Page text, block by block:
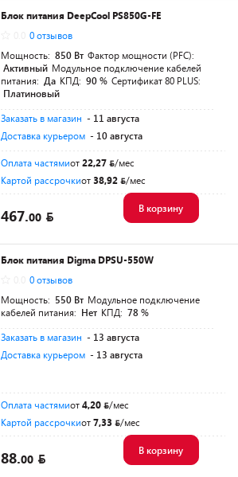
Блок питания DeepCool PS850G-FE
0 отзывов
Мощность: 850 Вт Фактор мощности (PFC):
Активный Модульное подключение кабелей
питания: Да КПД: 90 % Сертификат 80 PLUS:
Платиновый
Заказать в магазин - 11 августа
Доставка курьером - 10 августа
Оплата частямиот22,27
/мес
Картой рассрочкиот38,92 /мес
467.00
В корзину
Блок питания Digma DPSU-550W
0 отзывов
Мощность: 550 Вт Модульное подключение
кабелей питания: Нет КПД: 78 %
Заказать в магазин - 13 августа
Доставка курьером - 13 августа
Оплата частямиот4,20
/мес
Картой рассрочкиот7,33 /мес
88.00
В корзину